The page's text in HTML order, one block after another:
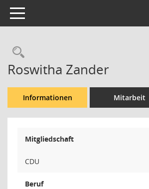
Toggle navigation
Rechercheauswahl
Roswitha Zander
Informationen Mitarbeit
Mitgliedschaft
CDU
Beruf